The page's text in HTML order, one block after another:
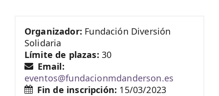
Organizador: Fundación Diversión
Solidaria
Límite de plazas: 30
Email:
eventos@fundacionmdanderson.es
Fin de inscripción: 15/03/2023